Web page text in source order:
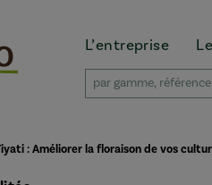
L’entreprise
: Améliorer la floraison de vos